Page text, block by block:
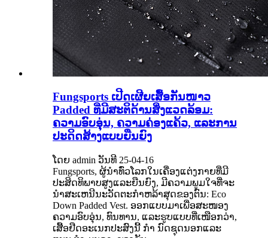
Fungsports ເປີດເຜີຍເສື້ອກັນໜາວ
Padded ທີ່ມີສະຕິດ້ານສິ່ງແວດລ້ອມ:
ຄວາມອົບອຸ່ນ, ຄວາມຄ່ອງແຄ້ວ, ແລະການ
ປະດິດສ້າງແບບຍືນຍົງ
ໂດຍ admin ວັນທີ 25-04-16
Fungsports, ຜູ້ນໍາທົ່ວໂລກໃນເຄື່ອງແຕ່ງກາຍທີ່ມີ
ປະສິດທິພາບສູງແລະຍືນຍົງ, ມີຄວາມພູມໃຈທີ່ຈະ
ນໍາສະເຫນີນະວັດຕະກໍາຫລ້າສຸດຂອງຕົນ: Eco
Down Padded Vest. ອອກແບບມາເພື່ອສະໜອງ
ຄວາມອົບອຸ່ນ, ທົນທານ, ແລະຮູບແບບທີ່ເໜືອກວ່າ,
ເສື້ອຢືດອະເນກປະສົງນີ້ ກຳ ນົດຊຸດນອກແລະ